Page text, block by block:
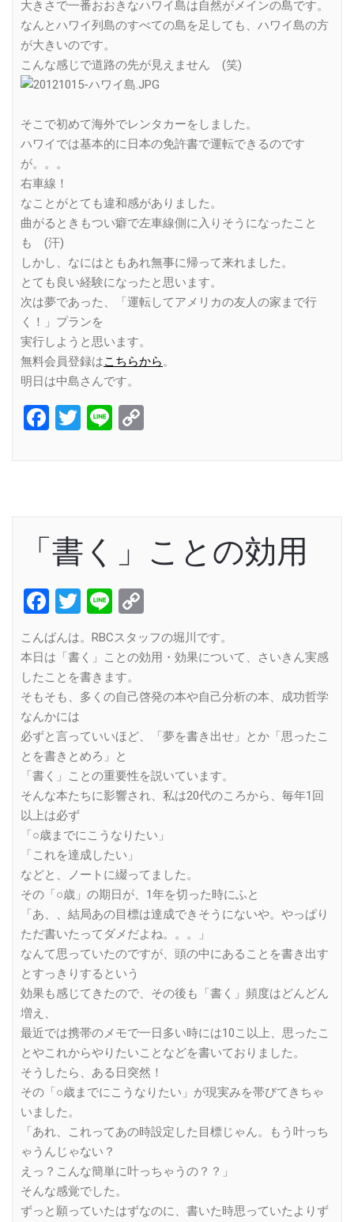
大きさで一番おおきなハワイ島は自然がメインの島です。
なんとハワイ列島のすべての島を足しても、ハワイ島の方
が大きいのです。
こんな感じで道路の先が見えません (笑)
そこで初めて海外でレンタカーをしました。
ハワイでは基本的に日本の免許書で運転できるのです
が。。。
右車線！
なことがとても違和感がありました。
曲がるときもつい癖で左車線側に入りそうになったこと
も (汗)
しかし、なにはともあれ無事に帰って来れました。
とても良い経験になったと思います。
次は夢であった、「運転してアメリカの友人の家まで行
く！」プランを
実行しようと思います。
無料会員登録はこちらから。
明日は中島さんです。
Facebook
Twitter
Line
「書く」ことの効用
Facebook
Twitter
Line
Link
こんばんは。RBCスタッフの堀川です。
本日は「書く」ことの効用・効果について、さいきん実感
したことを書きます。
そもそも、多くの自己啓発の本や自己分析の本、成功哲学
なんかには
必ずと言っていいほど、「夢を書き出せ」とか「思ったこ
とを書きとめろ」と
「書く」ことの重要性を説いています。
そんな本たちに影響され、私は20代のころから、毎年1回
以上は必ず
「○歳までにこうなりたい」
「これを達成したい」
などと、ノートに綴ってました。
その「○歳」の期日が、1年を切った時にふと
「あ、、結局あの目標は達成できそうにないや。やっぱり
ただ書いたってダメだよね。。。」
なんて思っていたのですが、頭の中にあることを書き出す
とすっきりするという
効果も感じてきたので、その後も「書く」頻度はどんどん
増え、
最近では携帯のメモで一日多い時には10こ以上、思ったこ
とやこれからやりたいことなどを書いておりました。
そうしたら、ある日突然！
その「○歳までにこうなりたい」が現実みを帯びてきちゃ
いました。
「あれ、これってあの時設定した目標じゃん。もう叶っち
ゃうんじゃない？
えっ？こんな簡単に叶っちゃうの？？」
そんな感覚でした。
ずっと願っていたはずなのに、書いた時思っていたよりず